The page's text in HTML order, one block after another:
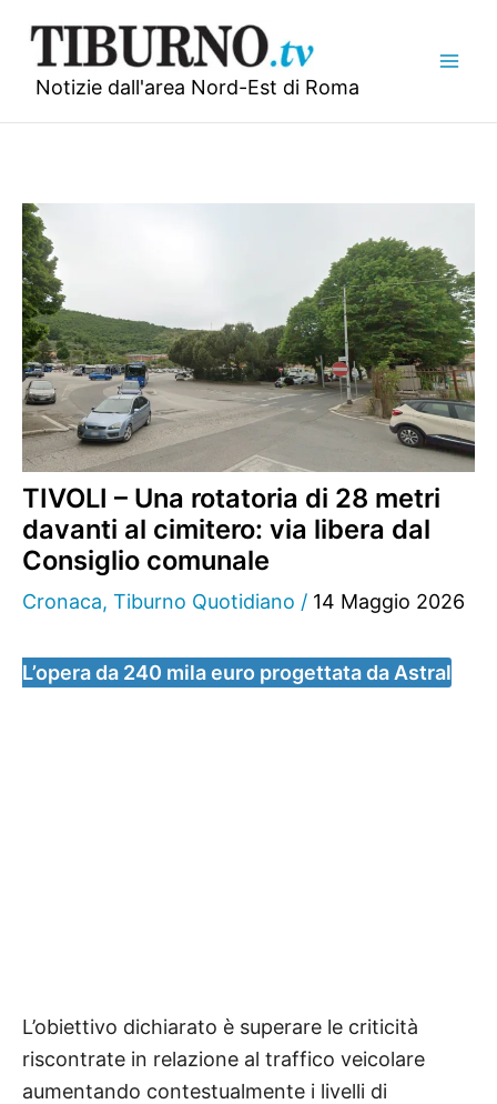
contenuto
Notizie dall'area Nord-Est di Roma
TIVOLI – Una rotatoria di 28 metri
davanti al cimitero: via libera dal
Consiglio comunale
Cronaca, Tiburno Quotidiano / 14 Maggio 2026
L’opera da 240 mila euro progettata da Astral
L’obiettivo dichiarato è superare le criticità
riscontrate in relazione al traffico veicolare
aumentando contestualmente i livelli di